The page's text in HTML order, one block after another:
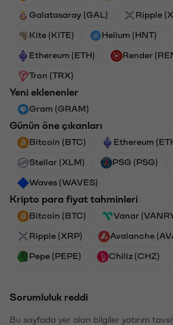
Galatasaray (GAL) Ripple
Kite (KITE) Helium (HNT)
Ethereum (ETH) Render
Tron (TRX)
Yeni eklenenler
Gram (GRAM)
Günün öne çıkanları
Bitcoin (BTC) Ethereum
Stellar (XLM) PSG (PSG)
Waves (WAVES)
Kripto para fiyat tahminleri
Bitcoin (BTC) Vanar
Ripple (XRP) Avalanche
Pepe (PEPE) Chiliz (CHZ)
Sorumluluk reddi
Bu sayfada yer alan bilgiler yatırım